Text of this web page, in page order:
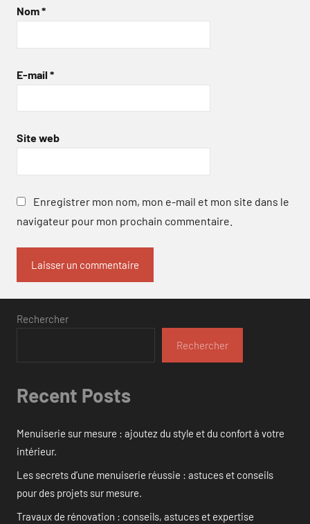
Nom*
E-mail *
Site web
Enregistrer mon nom, mon e-mail et mon site dans le
navigateur pour mon prochain commentaire.
Rechercher
Rechercher
Recent Posts
Menuiserie sur mesure : ajoutez du style et du confort à votre
intérieur.
Les secrets d’une menuiserie réussie : astuces et conseils
pour des projets sur mesure.
Travaux de rénovation : conseils, astuces et expertise